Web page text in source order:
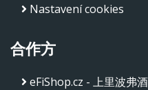
Nastavení cookies
合作方
eFiShop.cz - 上里波弗